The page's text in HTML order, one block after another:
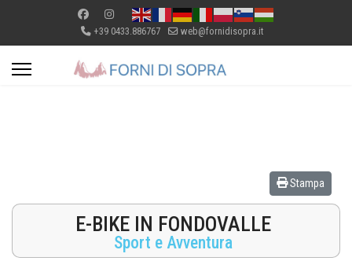
+39 0433.886767 web@fornidisopra.it
Stampa
E-BIKE IN FONDOVALLE
Sport e Avventura